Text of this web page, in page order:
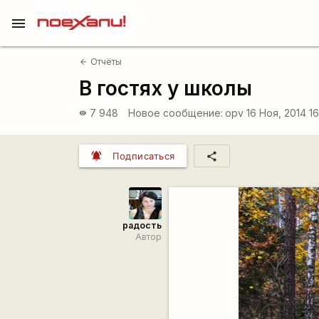
menu
arrow_back Отчёты
В гостях у школы
visibility 7 948 Новое сообщение: opv 16 Ноя, 2014
notifications_active Подписаться share
радость
Автор